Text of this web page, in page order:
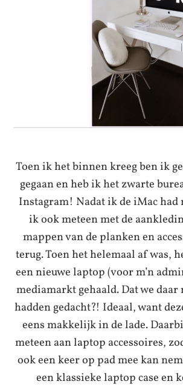
Toen ik het binnen kreeg ben ik
gegaan en heb ik het zwarte
Instagram! Nadat ik de iMac had
ik ook meteen met de
mappen van de planken en
terug. Toen het helemaal af was,
een nieuwe laptop (voor m’n
mediamarkt gehaald. Dat we daar
hadden gedacht?! Ideaal, want
eens makkelijk in de lade.
meteen aan laptop accessoires,
ook een keer op pad mee kan
een klassieke laptop case en